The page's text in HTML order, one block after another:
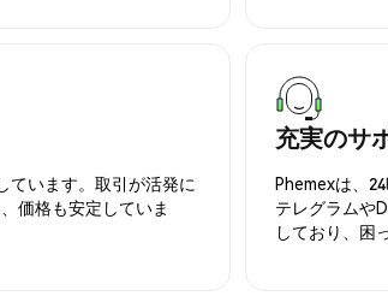
ています。取引が活発に
価格も安定していま
充実のサ
Phemexは、
テレグラムや
しており、困